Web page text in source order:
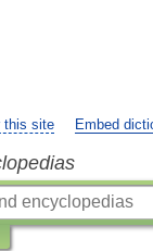
this site Embed